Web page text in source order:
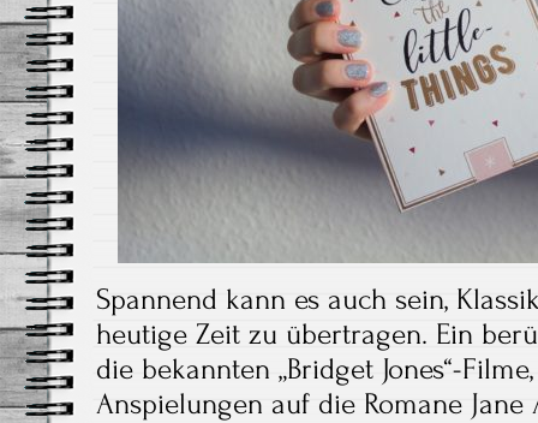
Spannend kann es auch sein,
heutige Zeit zu übertragen. Ein
die bekannten „Bridget Jones“-
Anspielungen auf die Romane